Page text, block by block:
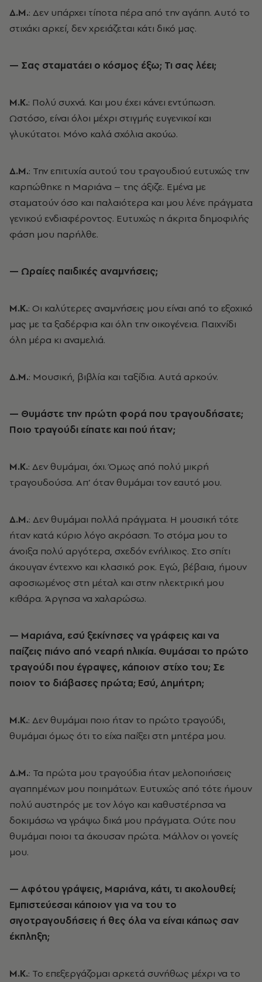
Δ.Μ.: Δεν υπάρχει τίποτα πέρα από την αγάπη. Αυτό το
στιχάκι αρκεί, δεν χρειάζεται κάτι δικό μας.
— Σας σταματάει ο κόσμος έξω; Τι σας λέει;
Μ.Κ.: Πολύ συχνά. Και μου έχει κάνει εντύπωση.
Ωστόσο, είναι όλοι μέχρι στιγμής ευγενικοί και
γλυκύτατοι. Μόνο καλά σχόλια ακούω.
Δ.Μ.: Την επιτυχία αυτού του τραγουδιού ευτυχώς την
καρπώθηκε η Μαριάνα – της άξιζε. Εμένα με
σταματούν όσο και παλαιότερα και μου λένε πράγματα
γενικού ενδιαφέροντος. Ευτυχώς η άκριτα δημοφιλής
φάση μου παρήλθε.
— Ωραίες παιδικές αναμνήσεις;
Μ.Κ.: Οι καλύτερες αναμνήσεις μου είναι από το εξοχικό
μας με τα ξαδέρφια και όλη την οικογένεια. Παιχνίδι
όλη μέρα κι αναμελιά.
Δ.Μ.: Μουσική, βιβλία και ταξίδια. Αυτά αρκούν.
— Θυμάστε την πρώτη φορά που τραγουδήσατε;
Ποιο τραγούδι είπατε και πού ήταν;
Μ.Κ.: Δεν θυμάμαι, όχι. Όμως από πολύ μικρή
τραγουδούσα. Απ’ όταν θυμάμαι τον εαυτό μου.
Δ.Μ.: Δεν θυμάμαι πολλά πράγματα. Η μουσική τότε
ήταν κατά κύριο λόγο ακρόαση. Το στόμα μου το
άνοιξα πολύ αργότερα, σχεδόν ενήλικος. Στο σπίτι
άκουγαν έντεχνο και κλασικό ροκ. Εγώ, βέβαια, ήμουν
αφοσιωμένος στη μέταλ και στην ηλεκτρική μου
κιθάρα. Άργησα να χαλαρώσω.
— Mαριάνα, εσύ ξεκίνησες να γράφεις και να
παίζεις πιάνο από νεαρή ηλικία. Θυμάσαι το πρώτο
τραγούδι που έγραψες, κάποιον στίχο του; Σε
ποιoν το διάβασες πρώτα; Εσύ, Δημήτρη;
Μ.Κ.: Δεν θυμάμαι ποιο ήταν το πρώτο τραγούδι,
θυμάμαι όμως ότι το είχα παίξει στη μητέρα μου.
Δ.Μ.: Τα πρώτα μου τραγούδια ήταν μελοποιήσεις
αγαπημένων μου ποιημάτων. Ευτυχώς από τότε ήμουν
πολύ αυστηρός με τον λόγο και καθυστέρησα να
δοκιμάσω να γράψω δικά μου πράγματα. Ούτε που
θυμάμαι ποιοι τα άκουσαν πρώτα. Μάλλον οι γονείς
μου.
— Αφότου γράψεις, Μαριάνα, κάτι, τι ακολουθεί;
Εμπιστεύεσαι κάποιον για να του το
σιγοτραγουδήσεις ή θες όλα να είναι κάπως σαν
έκπληξη;
Μ.Κ.: Το επεξεργάζομαι αρκετά συνήθως μέχρι να το